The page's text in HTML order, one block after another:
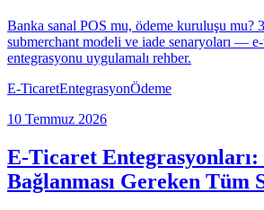
Banka sanal POS mu, ödeme kuruluşu mu?
submerchant modeli ve iade senaryoları —
entegrasyonu uygulamalı rehber.
E-TicaretEntegrasyonÖdeme
10 Temmuz 2026
E-Ticaret
Bağlanması Gereken Tüm